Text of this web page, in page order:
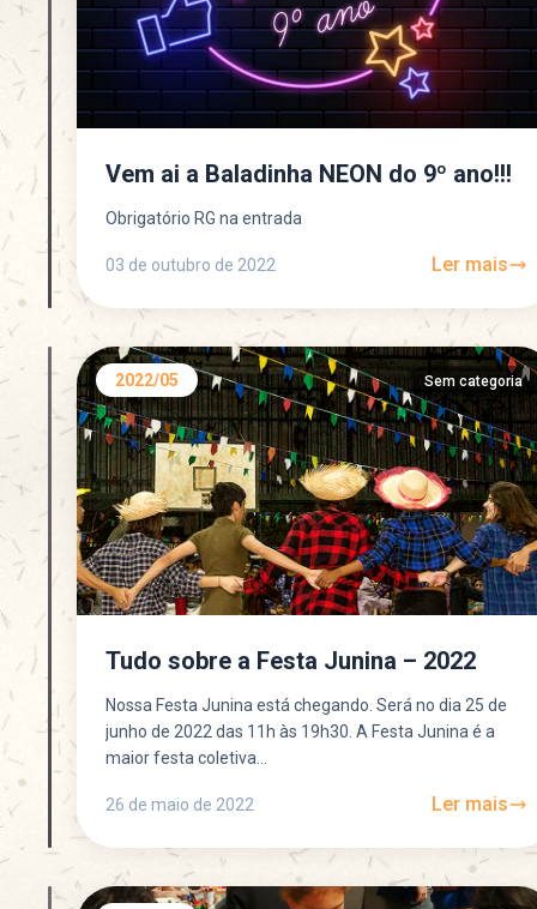
Vem ai a Baladinha NEON do 9º ano!!!
Obrigatório RG na entrada
03 de outubro de 2022 Ler mais
2022/05 Sem categoria
Tudo sobre a Festa Junina – 2022
Nossa Festa Junina está chegando. Será no dia 25 de
junho de 2022 das 11h às 19h30. A Festa Junina é a
maior festa coletiva...
26 de maio de 2022 Ler mais